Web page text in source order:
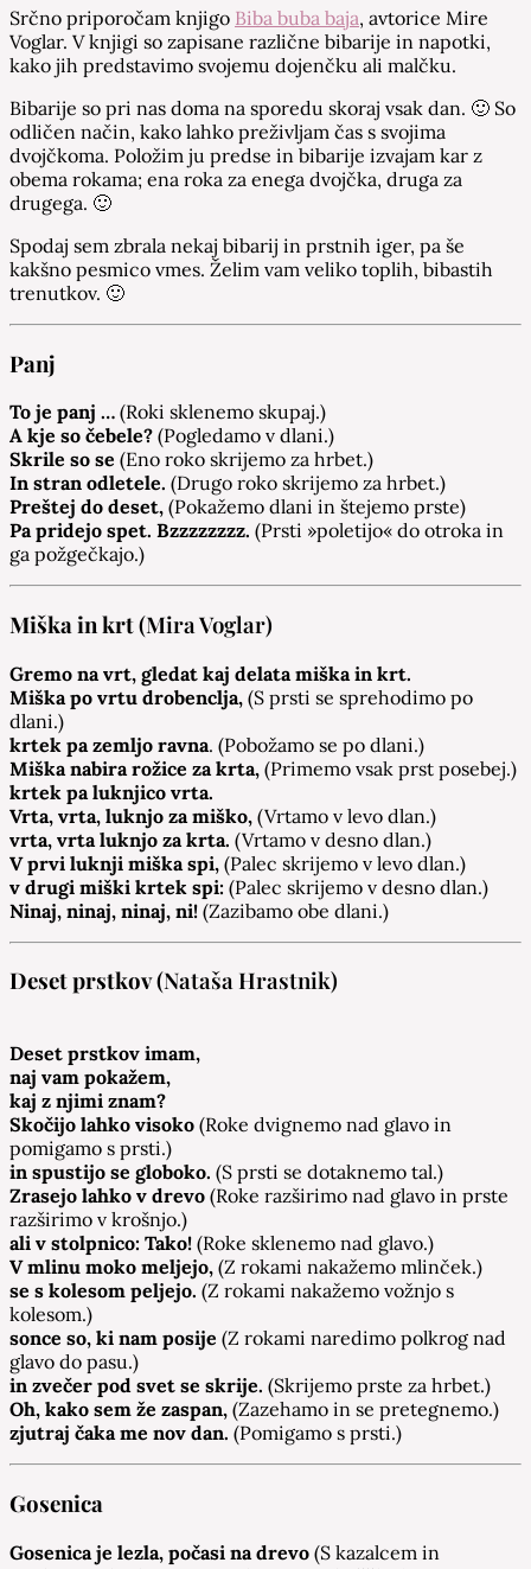
Srčno priporočam knjigo Biba buba baja, avtorice Mire
Voglar. V knjigi so zapisane različne bibarije in napotki,
kako jih predstavimo svojemu dojenčku ali malčku.
Bibarije so pri nas doma na sporedu skoraj vsak dan. 🙂 So
odličen način, kako lahko preživljam čas s svojima
dvojčkoma. Položim ju predse in bibarije izvajam kar z
obema rokama; ena roka za enega dvojčka, druga za
drugega. 🙂
Spodaj sem zbrala nekaj bibarij in prstnih iger, pa še
kakšno pesmico vmes. Želim vam veliko toplih, bibastih
trenutkov. 🙂
Panj
To je panj … (Roki sklenemo skupaj.)
A kje so čebele? (Pogledamo v dlani.)
Skrile so se (Eno roko skrijemo za hrbet.)
In stran odletele. (Drugo roko skrijemo za hrbet.)
Preštej do deset, (Pokažemo dlani in štejemo prste)
Pa pridejo spet. Bzzzzzzzz. (Prsti »poletijo« do otroka in
ga požgečkajo.)
Miška in krt(Mira Voglar)
Gremo na vrt, gledat kaj delata miška in krt.
Miška po vrtu drobenclja, (S prsti se sprehodimo po
dlani.)
krtek pa zemljo ravna. (Pobožamo se po dlani.)
Miška nabira rožice za krta, (Primemo vsak prst posebej.)
krtek pa luknjico vrta.
Vrta, vrta, luknjo za miško, (Vrtamo v levo dlan.)
vrta, vrta luknjo za krta. (Vrtamo v desno dlan.)
V prvi luknji miška spi, (Palec skrijemo v levo dlan.)
v drugi miški krtek spi: (Palec skrijemo v desno dlan.)
Ninaj, ninaj, ninaj, ni! (Zazibamo obe dlani.)
Deset prstkov(Nataša Hrastnik)
Deset prstkov imam,
naj vam pokažem,
kaj z njimi znam?
Skočijo lahko visoko (Roke dvignemo nad glavo in
pomigamo s prsti.)
in spustijo se globoko. (S prsti se dotaknemo tal.)
Zrasejo lahko v drevo (Roke razširimo nad glavo in prste
razširimo v krošnjo.)
ali v stolpnico: Tako! (Roke sklenemo nad glavo.)
V mlinu moko meljejo, (Z rokami nakažemo mlinček.)
se s kolesom peljejo. (Z rokami nakažemo vožnjo s
kolesom.)
sonce so, ki nam posije (Z rokami naredimo polkrog nad
glavo do pasu.)
in zvečer pod svet se skrije. (Skrijemo prste za hrbet.)
Oh, kako sem že zaspan, (Zazehamo in se pretegnemo.)
zjutraj čaka me nov dan. (Pomigamo s prsti.)
Gosenica
Gosenica je lezla, počasi na drevo (S kazalcem in